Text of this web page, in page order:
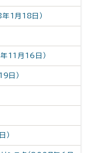
1月18日）
11月16日）
日）
）